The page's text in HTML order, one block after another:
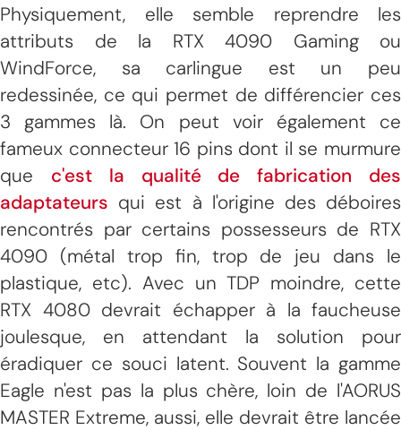
Physiquement, elle semble reprendre les
attributs de la RTX 4090 Gaming ou
WindForce, sa carlingue est un peu
redessinée, ce qui permet de différencier ces
3 gammes là. On peut voir également ce
fameux connecteur 16 pins dont il se murmure
que c'est la qualité de fabrication des
adaptateurs qui est à l'origine des déboires
rencontrés par certains possesseurs de RTX
4090 (métal trop fin, trop de jeu dans le
plastique, etc). Avec un TDP moindre, cette
RTX 4080 devrait échapper à la faucheuse
joulesque, en attendant la solution pour
éradiquer ce souci latent. Souvent la gamme
Eagle n'est pas la plus chère, loin de l'AORUS
MASTER Extreme, aussi, elle devrait être lancée